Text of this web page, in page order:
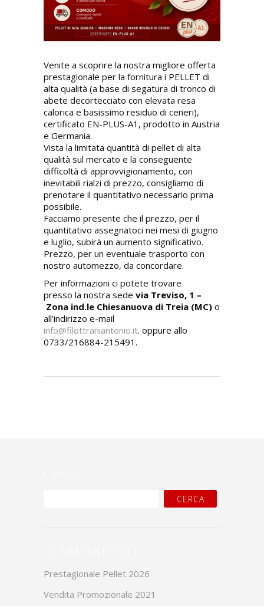
Venite a scoprire la nostra migliore offerta
prestagionale per la fornitura i PELLET di
alta qualità (a base di segatura di tronco di
abete decortecciato con elevata resa
calorica e basissimo residuo di ceneri),
certificato EN-PLUS-A1, prodotto in Austria
e Germania.
Vista la limitata quantità di pellet di alta
qualità sul mercato e la conseguente
difficoltà di approvvigionamento, con
inevitabili rialzi di prezzo, consigliamo di
prenotare il quantitativo necessario prima
possibile.
Facciamo presente che il prezzo, per il
quantitativo assegnatoci nei mesi di giugno
e luglio, subirà un aumento significativo.
Prezzo, per un eventuale trasporto con
nostro automezzo, da concordare.
Per informazioni ci potete trovare
presso la nostra sede via Treviso, 1 –
Zona ind.le Chiesanuova di Treia (MC) o
all’indirizzo e-mail
info@filottraniantonio.it. oppure allo
0733/216884-215491.
Prestagionale Pellet 2026
Vendita Promozionale 2021